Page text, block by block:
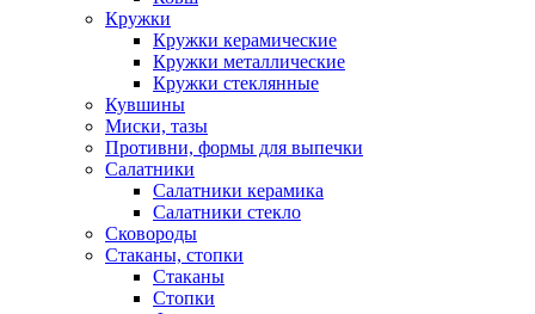
Кружки
Кружки керамические
Кружки металлические
Кружки стеклянные
Кувшины
Миски, тазы
Противни, формы для выпечки
Салатники
Салатники керамика
Салатники стекло
Сковороды
Стаканы, стопки
Стаканы
Стопки